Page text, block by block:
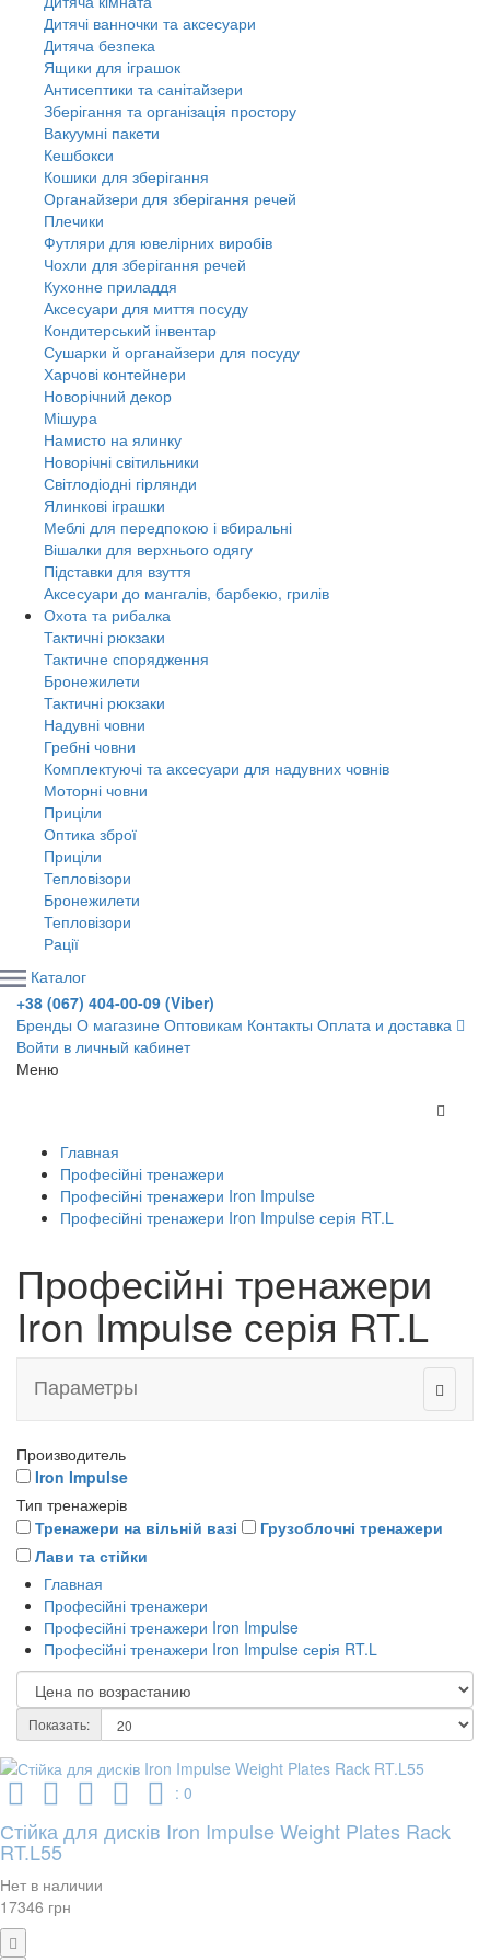
Дитячі ванночки та аксесуари
Дитяча безпека
Ящики для іграшок
Антисептики та санітайзери
Зберігання та організація простору
Вакуумні пакети
Кешбокси
Кошики для зберігання
Органайзери для зберігання речей
Плечики
Футляри для ювелірних виробів
Чохли для зберігання речей
Кухонне приладдя
Аксесуари для миття посуду
Кондитерський інвентар
Сушарки й органайзери для посуду
Харчові контейнери
Новорічний декор
Мішура
Намисто на ялинку
Новорічні світильники
Світлодіодні гірлянди
Ялинкові іграшки
Меблі для передпокою і вбиральні
Вішалки для верхнього одягу
Підставки для взуття
Аксесуари до мангалів, барбекю, грилів
Охота та рибалка
Тактичні рюкзаки
Тактичне спорядження
Бронежилети
Тактичні рюкзаки
Надувні човни
Гребні човни
Комплектуючі та аксесуари для надувних човнів
Моторні човни
Приціли
Оптика зброї
Приціли
Тепловізори
Бронежилети
Тепловізори
Рації
Каталог
+38 (067) 404-00-09 (Viber)
Бренды О магазине Оптовикам Контакты Оплата и доставка
Войти в личный кабинет
Меню
Главная
Професійні тренажери
Професійні тренажери Iron Impulse
Професійні тренажери Iron Impulse серія RT.L
Професійні тренажери
Iron Impulse серія RT.L
Параметры
Производитель
Iron Impulse
Тип тренажерів
Тренажери на вільній вазі
Грузоблочні тренажери
Лави та стійки
Главная
Професійні тренажери
Професійні тренажери Iron Impulse
Професійні тренажери Iron Impulse серія RT.L
Показать:
: 0
Стійка для дисків Iron Impulse Weight Plates Rack
RT.L55
Нет в наличии
17346 грн